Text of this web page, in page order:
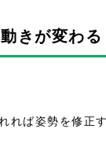
動きが変わ
れば姿勢を修正